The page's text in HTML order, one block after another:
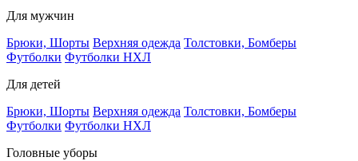
Для мужчин
Брюки, Шорты Верхняя одежда Толстовки, Бомберы
Футболки Футболки НХЛ
Для детей
Брюки, Шорты Верхняя одежда Толстовки, Бомберы
Футболки Футболки НХЛ
Головные уборы